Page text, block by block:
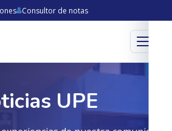
Consultor de notas
Menú
UPE